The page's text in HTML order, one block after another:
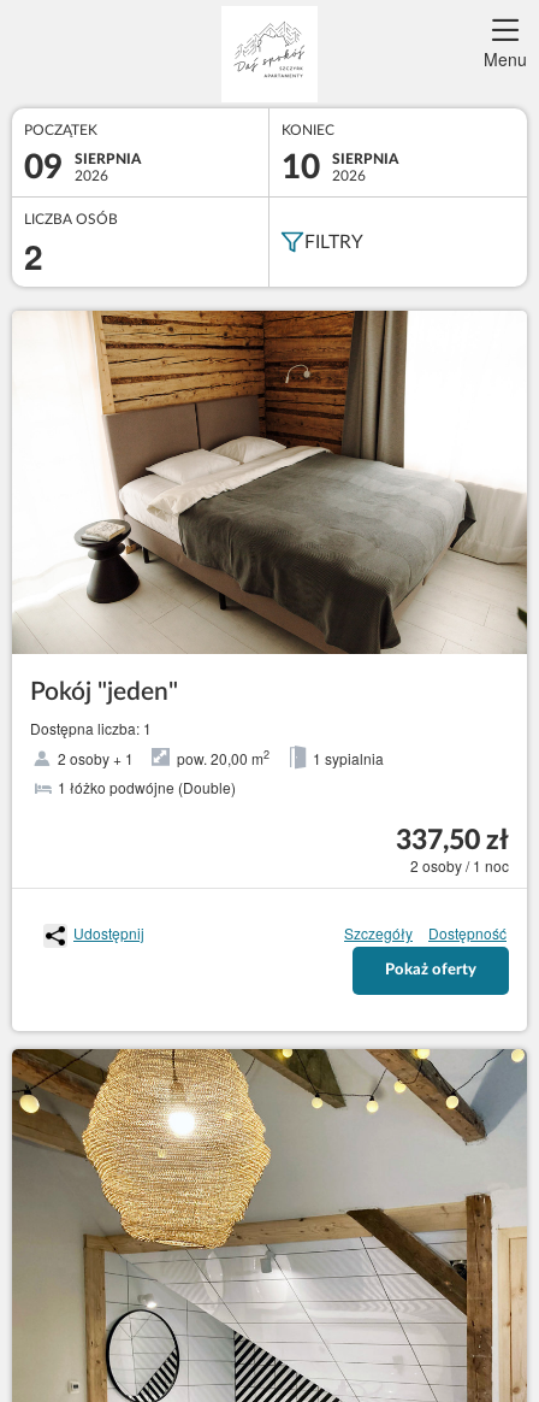
Menu
POCZĄTEK
09
SIERPNIA
2026
KONIEC
10
SIERPNIA
2026
LICZBA OSÓB
2 FILTRY
Pokój "jeden"
Dostępna liczba: 1
2 osoby + 1
pow. 20,00 m2
1 sypialnia
1 łóżko podwójne (Double)
337,50 zł
2 osoby / 1 noc
Udostępnij Szczegóły Dostępność
Pokaż oferty